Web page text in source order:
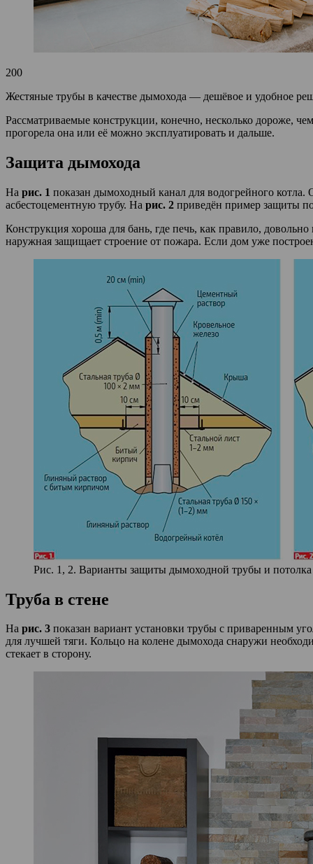
200
Жестяные трубы в качестве дымохода — дешёвое и удобное
Рассматриваемые конструкции, конечно, несколько дороже,
прогорела она или её можно эксплуатировать и дальше.
Защита дымохода
На рис. 1 показан дымоходный канал для водогрейного
асбестоцементную трубу. На рис. 2 приведён пример защиты
Конструкция хороша для бань, где печь, как правило,
наружная защищает строение от пожара. Если дом уже
Рис. 1, 2. Варианты защиты дымоходной трубы и потолка
Труба в стене
На рис. 3 показан вариант установки трубы с приваренным
для лучшей тяги. Кольцо на колене дымохода снаружи
стекает в сторону.